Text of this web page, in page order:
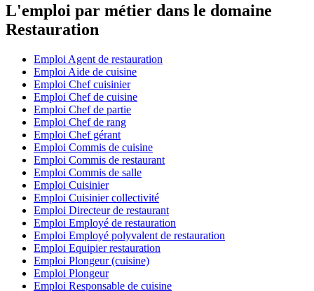
L'emploi par métier dans le domaine
Restauration
Emploi Agent de restauration
Emploi Aide de cuisine
Emploi Chef cuisinier
Emploi Chef de cuisine
Emploi Chef de partie
Emploi Chef de rang
Emploi Chef gérant
Emploi Commis de cuisine
Emploi Commis de restaurant
Emploi Commis de salle
Emploi Cuisinier
Emploi Cuisinier collectivité
Emploi Directeur de restaurant
Emploi Employé de restauration
Emploi Employé polyvalent de restauration
Emploi Equipier restauration
Emploi Plongeur (cuisine)
Emploi Plongeur
Emploi Responsable de cuisine